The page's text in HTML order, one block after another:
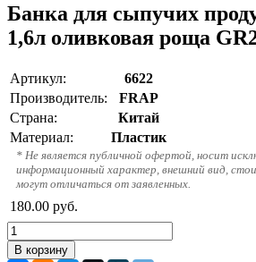
Банка для сыпучих
1,6л оливковая роща
Артикул:
6622
Производитель:
FRAP
Страна:
Китай
Материал:
Пластик
* Не является публичной офертой, носит
информационный характер, внешний вид,
могут отличаться от заявленных.
180.00 руб.